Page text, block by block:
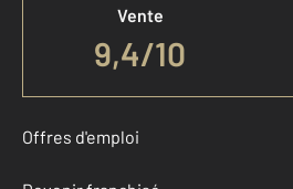
Vente
9,4/10
Offres d'emploi